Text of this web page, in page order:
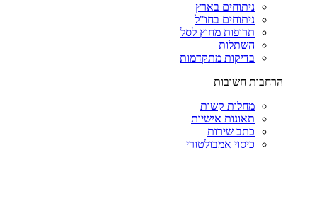
ניתוחים בארץ
ניתוחים בחו"ל
תרופות מחוץ לסל
השתלות
בדיקות מתקדמות
הרחבות חשובות
מחלות קשות
תאונות אישיות
כתב שירות
כיסוי אמבולטורי